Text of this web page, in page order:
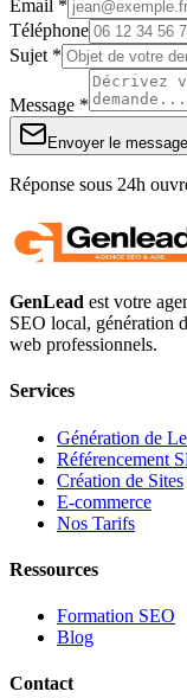
Email *
Téléphone
Sujet *
Message *
Envoyer le message
Réponse sous 24h
GenLead est votre
SEO local, génération
web professionnels.
Services
Génération de
Référencement
Création de Sites
E-commerce
Nos Tarifs
Ressources
Formation SEO
Blog
Contact